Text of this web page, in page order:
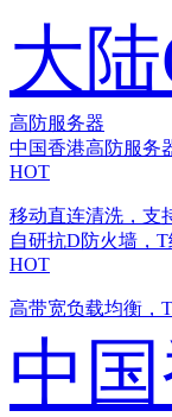
大
高防服务器
中国香港高防服务
HOT
移动直连清洗，支
自研抗D防火墙，
HOT
高带宽负载均衡，
中